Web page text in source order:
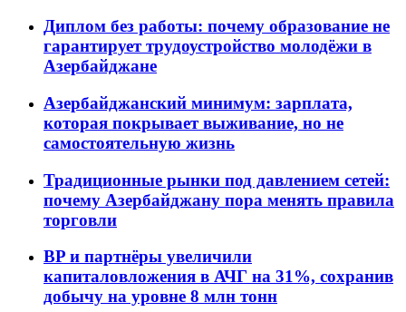
Диплом без работы: почему образование не
гарантирует трудоустройство молодёжи в
Азербайджане
Азербайджанский минимум: зарплата,
которая покрывает выживание, но не
самостоятельную жизнь
Традиционные рынки под давлением сетей:
почему Азербайджану пора менять правила
торговли
BP и партнёры увеличили
капиталовложения в АЧГ на 31%, сохранив
добычу на уровне 8 млн тонн